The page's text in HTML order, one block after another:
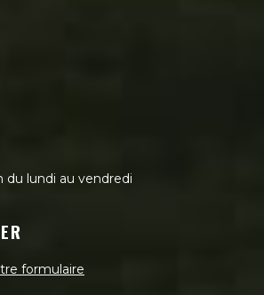
du lundi au vendredi
formulaire